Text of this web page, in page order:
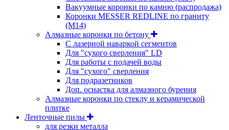
Вакуумные коронки по камню (распродажа)
Коронки MESSER REDLINE по граниту
(М14)
Алмазные коронки по бетону
С лазерной наваркой сегментов
Для "сухого сверления" LD
Для работы с подачей воды
Для "сухого" сверления
Для подразетников
Доп. оснастка для алмазного бурения
Алмазные коронки по стеклу и керамической
плитке
Ленточные пилы
для резки металла